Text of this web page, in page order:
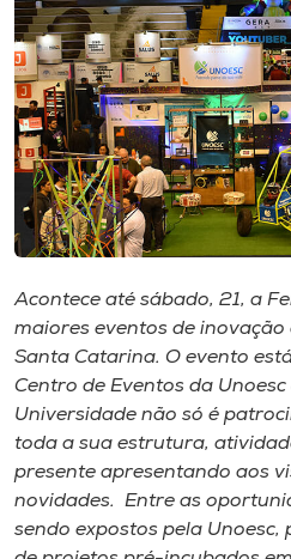
Cultura
CPA
Biblioteca
Editora
Rádio
Museu
Unoesc
Store
Acontece até sábado, 21, a
maiores eventos de
Santa Catarina. O evento
Centro de Eventos da
Universidade não só é
toda a sua estrutura,
presente apresentando aos
novidades. Entre as
sendo expostos pela